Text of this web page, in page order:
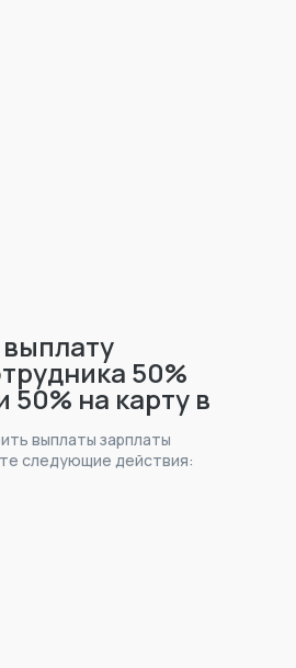
50%
на карту в
выплаты зарплаты
следующие действия: